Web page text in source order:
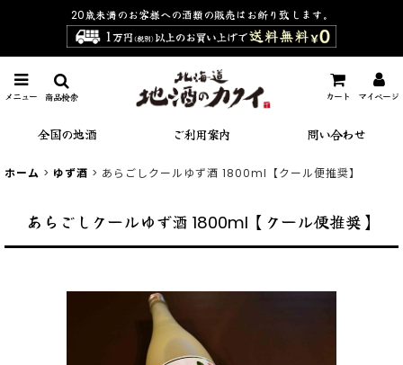
20歳未満のお客様への酒類の販売は お断り致します。
メニュー カート マイページ
全国の地酒 ご利用案内 問い合わせ
商品検索
ホーム > ゆず酒 > あらごしクールゆず酒 1800ml【クール便推奨】
あらごしクールゆず酒 1800ml【クール便推奨】